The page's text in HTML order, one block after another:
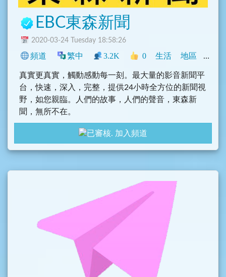
EBC東森新聞
2020-03-24 Tuesday 18:58:26
頻道 繁中 3.2K 0 生活 地區 新聞
真實更真實，觸動感動每一刻。最大量的影音新聞平
台，快速，深入，完整，提供24小時全方位的新聞視
野，如您親臨。人們的故事，人們的聲音，東森新
聞，無所不在。
加入頻道